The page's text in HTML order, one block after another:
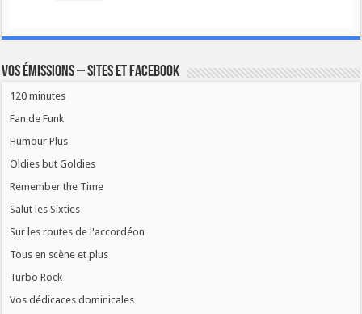
Vos émissions – Sites et Facebook
120 minutes
Fan de Funk
Humour Plus
Oldies but Goldies
Remember the Time
Salut les Sixties
Sur les routes de l'accordéon
Tous en scène et plus
Turbo Rock
Vos dédicaces dominicales